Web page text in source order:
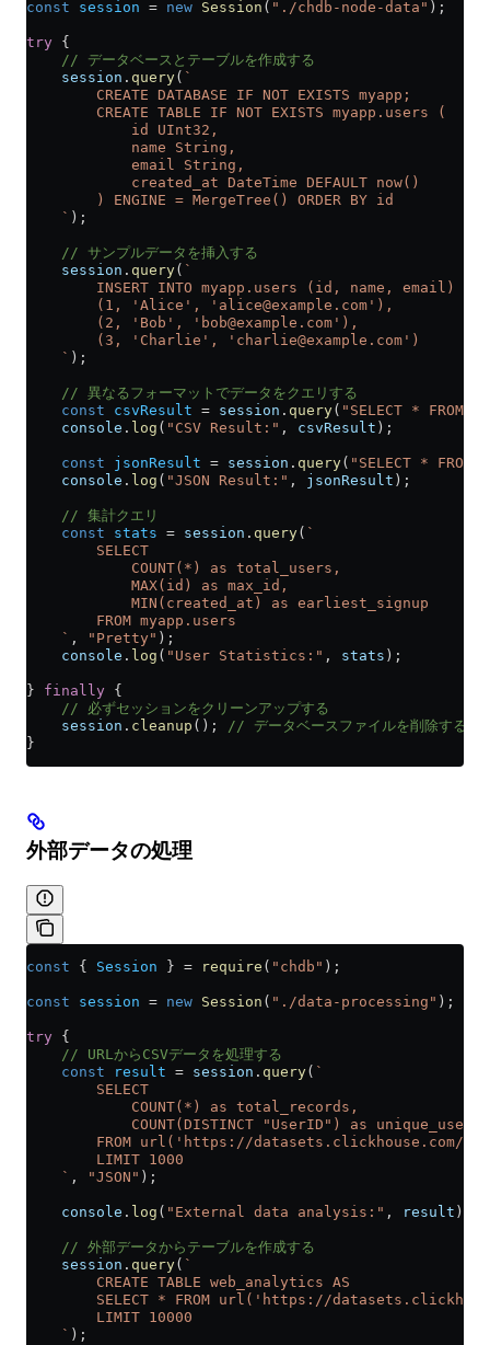
const session = new Session ( "./chdb-node-data" );
try {
    // データベースとテーブルを作成する
    session
. query( `
        CREATE DATABASE IF NOT EXISTS myapp;
        CREATE TABLE IF NOT EXISTS myapp.users (
            id UInt32,
            name String,
            email String,
            created_at DateTime DEFAULT now()
        ) ENGINE = MergeTree() ORDER BY id
    `
);
    // サンプルデータを挿入する
    session
. query( `
INSERT INTO myapp.users (id, name, email)
        (1, 'Alice', 'alice@example.com'),
        (2, 'Bob', 'bob@example.com'),
        (3, 'Charlie', 'charlie@example.com')
    `
);
    // 異なるフォーマットでデータをクエリする
    const
csvResult = session . query( "SELECT * FROM
    console
. log ( "CSV Result:" , csvResult );
    const
jsonResult = session . query( "SELECT * FROM
    console
. log ( "JSON Result:" , jsonResult );
    // 集計クエリ
    const
stats = session . query( `
        SELECT
            COUNT(*) as total_users,
            MAX(id) as max_id,
            MIN(created_at) as earliest_signup
        FROM myapp.users
    `
, "Pretty" );
    console
. log ( "User Statistics:" , stats );
} finally {
    // 必ずセッションをクリーンアップする
    session
. cleanup ();
// データベースファイルを削除する
}
外部データの処理
const { Session } = require ( "chdb" );
const session = new Session ( "./data-processing" );
try {
    // URLからCSVデータを処理する
    const
result = session . query( `
        SELECT
            COUNT(*) as total_records,
            COUNT(DISTINCT "UserID") as unique_users
FROM url('https://datasets.clickhouse.com/
        LIMIT 1000
    `
, "JSON" );
    console
. log ( "External data analysis:" , result );
    // 外部データからテーブルを作成する
    session
. query( `
        CREATE TABLE web_analytics AS
SELECT * FROM url('https://
        LIMIT 10000
    `
);